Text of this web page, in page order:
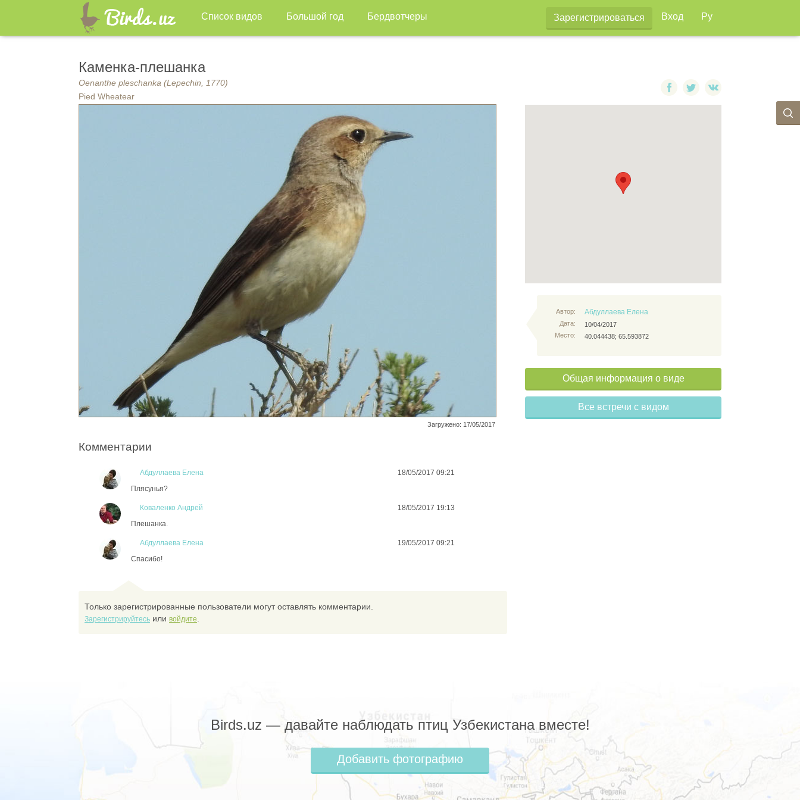
Список видов Большой год Бердвотчеры Зарегистрироваться Вход Ру
Каменка-плешанка
Oenanthe pleschanka (Lepechin, 1770)
Pied Wheatear
Загружено: 17/05/2017
Автор:
Дата:
Место:
Абдуллаева Елена
10/04/2017
40.044438; 65.593872
Общая информация о виде
Все встречи с видом
Комментарии
Абдуллаева Елена
18/05/2017 09:21
Плясунья?
Коваленко Андрей
18/05/2017 19:13
Плешанка.
Абдуллаева Елена
19/05/2017 09:21
Спасибо!
Только зарегистрированные пользователи могут оставлять комментарии.
Зарегистрируйтесь или войдите
Birds.uz — давайте наблюдать птиц Узбекистана вместе!
Добавить фотографию